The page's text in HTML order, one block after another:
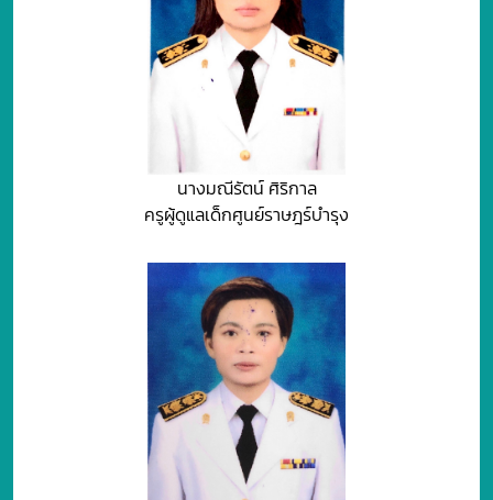
นางมณีรัตน์ ศิริกาล
ครูผู้ดูแลเด็กศูนย์ราษฎร์บำรุง